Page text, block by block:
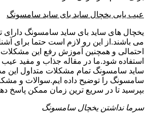
عیب یابی یخچال ساید بای ساید سامسونگ
یخچال های ساید بای ساید سامسونگ دارای
می باشند.از این رو لازم است حتما برای
احتمالی و همچنین آموزش رفع این
استفاده شود.ما در مقاله جذاب و مفید عیب
ساید سامسونگ تمام مشکلات متداول این
سامسونگ را توضیح داده ایم.سوالات و
بپرسید تا در سریع ترین زمان ممکن پاسخ
سرما نداشتن یخچال سامسونگ